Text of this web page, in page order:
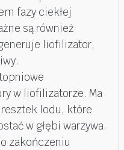
fazy ciekłej
są również
liofilizator,
w liofilizatorze. Ma
lodu, które
w głębi warzywa.
zakończeniu